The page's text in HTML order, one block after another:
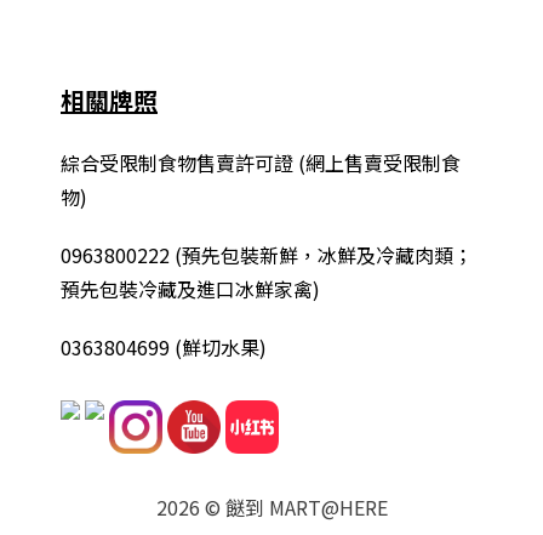
相關牌照
綜合受限制食物售賣許可證 (網上售賣受限制食
物)
0963800222 (預先包裝新鮮，冰鮮及冷藏肉類；
預先包裝冷藏及進口冰鮮家禽)
0363804699 (鮮切水果)
2026 © 餸到 MART@HERE